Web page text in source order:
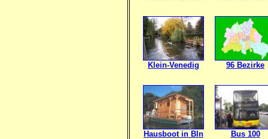
Klein-Venedig
Hausboot in Bln
96 Bezirke
Bus 100